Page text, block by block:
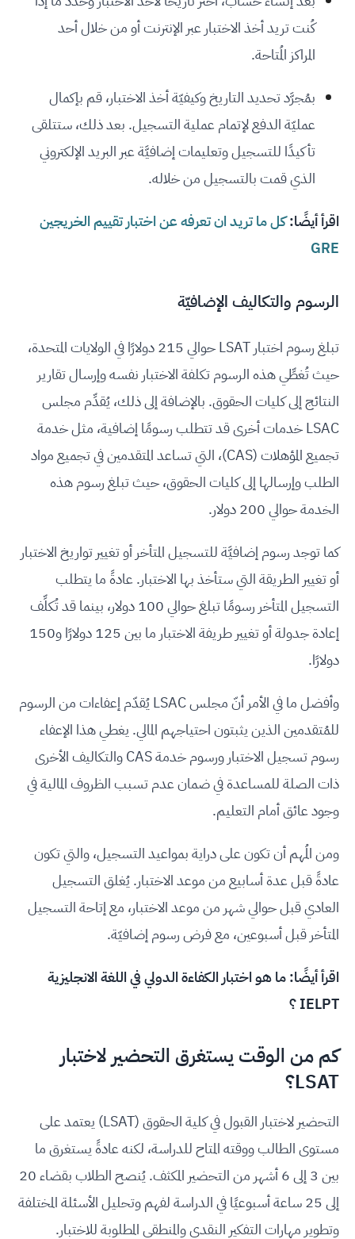
كُنت تريد أخذ الاختبار عبر الإنترنت أو من خلال أحد
المراكز المُتاحة.
بمُجرَّد تحديد التاريخ وكيفيّة أخذ الاختبار، قم بإكمال
عمليّة الدفع لإتمام عملية التسجيل. بعد ذلك، ستتلقى
تأكيدًا للتسجيل وتعليمات إضافيَّة عبر البريد الإلكتروني
الذي قمت بالتسجيل من خلاله.
اقرأ أيضًا:كل ما تريد ان تعرفه عن اختبار تقييم الخريجين
GRE
الرسوم والتكاليف الإضافيّة
تبلغ رسوم اختبار LSAT حوالي 215 دولارًا في الولايات المتحدة،
حيث تُغطِّي هذه الرسوم تكلفة الاختبار نفسه وإرسال تقارير
النتائج إلى كليات الحقوق. بالإضافة إلى ذلك، يُقدِّم مجلس
LSAC خدمات أخرى قد تتطلب رسومًا إضافية، مثل خدمة
تجميع المؤهلات (CAS)، التي تساعد المتقدمين في تجميع مواد
الطلب وإرسالها إلى كليات الحقوق، حيث تبلغ رسوم هذه
الخدمة حوالي 200 دولار.
كما توجد رسوم إضافيَّة للتسجيل المتأخر أو تغيير تواريخ الاختبار
أو تغيير الطريقة التي ستأخذ بها الاختبار. عادةً ما يتطلب
التسجيل المتأخر رسومًا تبلغ حوالي 100 دولار، بينما قد تُكلِّف
إعادة جدولة أو تغيير طريفة الاختبار ما بين 125 دولارًا و150
دولارًا.
وأفضل ما في الأمر أنّ مجلس LSAC يُقدّم إعفاءات من الرسوم
للمُتقدمين الذين يثبتون احتياجهم المالي. يغطي هذا الإعفاء
رسوم تسجيل الاختبار ورسوم خدمة CAS والتكاليف الأخرى
ذات الصلة للمساعدة في ضمان عدم تسبب الظروف المالية في
وجود عائق أمام التعليم.
ومن المُهم أن تكون على دراية بمواعيد التسجيل، والتي تكون
عادةً قبل عدة أسابيع من موعد الاختبار. يُغلق التسجيل
العادي قبل حوالي شهر من موعد الاختبار، مع إتاحة التسجيل
المتأخر قبل أسبوعين، مع فرض رسوم إضافيّة.
اقرأ أيضًا:ما هو اختبار الكفاءة الدولي في اللغة الانجليزية
IELPT ؟
كم من الوقت يستغرق التحضير لاختبار
LSAT؟
التحضير لاختبار القبول في كلية الحقوق (LSAT) يعتمد على
مستوى الطالب ووقته المتاح للدراسة، لكنه عادةً يستغرق ما
بين 3 إلى 6 أشهر من التحضير المكثف. يُنصح الطلاب بقضاء 20
إلى 25 ساعة أسبوعيًا في الدراسة لفهم وتحليل الأسئلة المختلفة
وتطوير مهارات التفكير النقدي والمنطقي المطلوبة للاختبار.